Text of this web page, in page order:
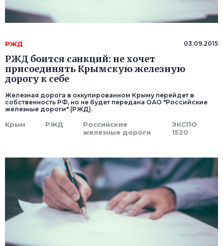
РЖД 03.09.2015
РЖД боится санкций: не хочет
присоединять Крымскую железную
дорогу к себе
Железная дорога в оккупированном Крыму перейдет в
собственность РФ, но не будет передана ОАО "Российские
железные дороги" (РЖД).
Крым РЖД
Российские
железные дороги
ЭКСПО
1520